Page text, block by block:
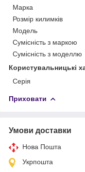
Марка
Розмір килимків
Модель
Сумісність з маркою
Сумісність з моделлю
Користувальницькі
Серія
Приховати
Умови доставки
Нова Пошта
Укрпошта